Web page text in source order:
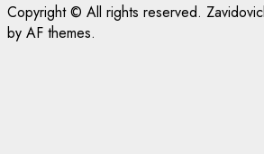
Copyright © All rights reserved.
by AF themes.